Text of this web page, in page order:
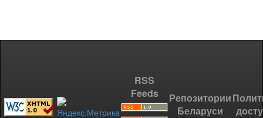
RSS
Feeds
Репозитории
Беларуси